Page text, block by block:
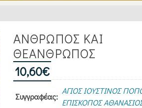
ΑΝΘΡΩΠΟΣ ΚΑΙ
ΘΕΑΝΘΡΩΠΟΣ
10,60€
Συγγραφέας:
ΑΓΙΟΣ ΙΟΥΣΤΙΝΟΣ
ΕΠΙΣΚΟΠΟΣ